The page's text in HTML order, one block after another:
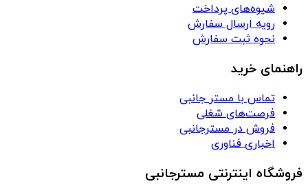
شیوه‌های پرداخت
رویه ارسال سفارش
نحوه ثبت سفارش
راهنمای خرید
تماس با مستر جانبی
فرصت‌های شغلی
فروش در مسترجانبی
اخباری فناوری
فروشگاه اینترنتی مسترجانبی